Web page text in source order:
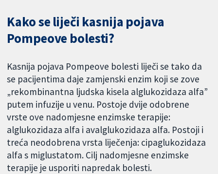
Kako se liječi kasnija pojava
Pompeove bolesti?
Kasnija pojava Pompeove bolesti liječi se tako da
se pacijentima daje zamjenski enzim koji se zove
„rekombinantna ljudska kisela alglukozidaza alfa”
putem infuzije u venu. Postoje dvije odobrene
vrste ove nadomjesne enzimske terapije:
alglukozidaza alfa i avalglukozidaza alfa. Postoji i
treća neodobrena vrsta liječenja: cipaglukozidaza
alfa s miglustatom. Cilj nadomjesne enzimske
terapije je usporiti napredak bolesti.